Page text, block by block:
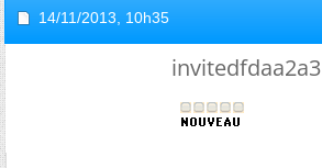
14/11/2013, 10h35
invitedfdaa2a3